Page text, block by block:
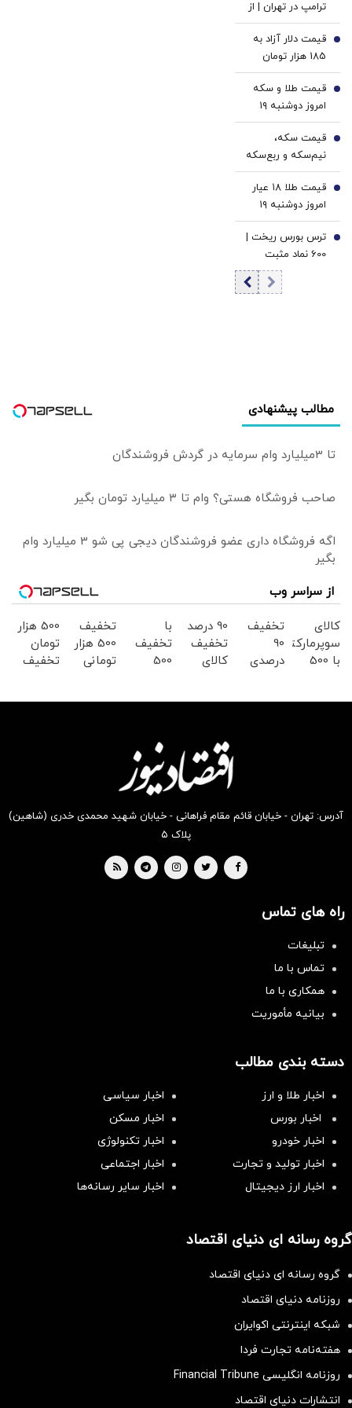
یورو
ترامپ در تهران | از
بلوف و تهدید تا
عقب‌نشینی و
بازگشت به میز
مذاکره
قیمت دلار آزاد به
185 هزار تومان
رسید
3
قیمت طلا و سکه
امروز دوشنبه ۱۹
مرداد ۱۴۰۵/افزایش
قیمت طلا و سکه
امامی
4
قیمت سکه،
نیم‌سکه و ربع‌سکه
امروز دوشنبه ۱۹
مرداد ۱۴۰۵/ افزایش
قیمت سکه امامی
5
قیمت طلا ۱۸ عیار
امروز دوشنبه ۱۹
مرداد ۱۴۰۵/افزایش
قیمت طلا
6
ترس بورس ریخت |
600 نماد مثبت
شدند | ورود 2.2
همت پول حقیقی
7
مطالب پیشنهادی
تا 3میلیارد وام سرمایه در گردش فروشندگان
صاحب فروشگاه هستی؟ وام تا ۳ میلیارد تومان بگیر
اگه فروشگاه داری عضو فروشندگان دیجی پی شو 3 میلیارد وام
بگیر
از سراسر وب
کالای
سوپرمارکتی
با 500
تخفیف
90
درصدی
90 درصد
تخفیف
کالای
با
تخفیف
500
کالا
موجود
است
تخفیف
500 هزار
تومانی
500 هزار
تومان
تخفیف
آدرس: تهران - خیابان قائم مقام فراهانی - خیابان شهید محمدی خدری (شاهین)
پلاک ۵
راه های تماس
تبلیغات
تماس با ما
همکاری با ما
بیانیه مأموریت
دسته بندی مطالب
اخبار طلا و ارز
اخبار سیاسی
اخبار بورس
اخبار مسکن
اخبار خودرو
اخبار تکنولوژی
اخبار تولید و تجارت
اخبار اجتماعی
اخبار ارز دیجیتال
اخبار سایر رسانه‌‌ها
گروه رسانه ای دنیای اقتصاد
گروه رسانه ای دنیای اقتصاد
روزنامه دنیای اقتصاد
شبکه اینترنتی اکوایران
هفته‌نامه تجارت فردا
روزنامه انگلیسی Financial Tribune
انتشارات دنیای اقتصاد